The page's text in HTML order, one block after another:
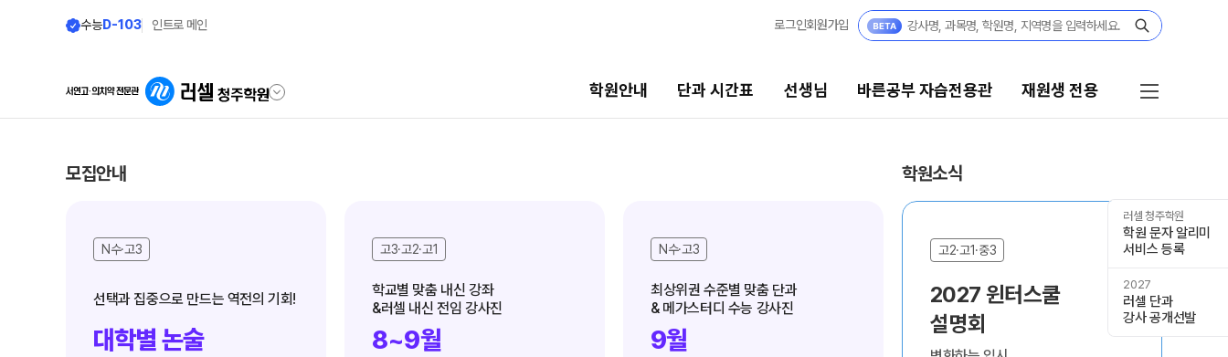
수능D-103 인트로 메인 로그인회원가입
학원안내 단과 시간표 선생님 바른공부 자습전용관 재원생 전용
학원안내
공지사항
학원 소개
셔틀버스 안내
나와 맞는 강좌 찾기
2026년 시간표
대학별 논술 파이널 특강
2027 N수 정규반
2027 반수반
재원생 콘텐츠
러셀 청주학원
학원 문자 알리미
서비스 등록
2027
러셀 단과
강사 공개선발
모집안내
N수·고3
대학별 논술
고3·고2·고1
학교별 맞춤 내신 강좌
&러셀 내신 전임 강사진
8~9월
N수·고3
최상위권 수준별 맞춤 단과
& 메가스터디 수능 강사진
9월
N수·고3
추석 집중 특강
학원소식
고2·고1·중3
2027 윈터스쿨
설명회